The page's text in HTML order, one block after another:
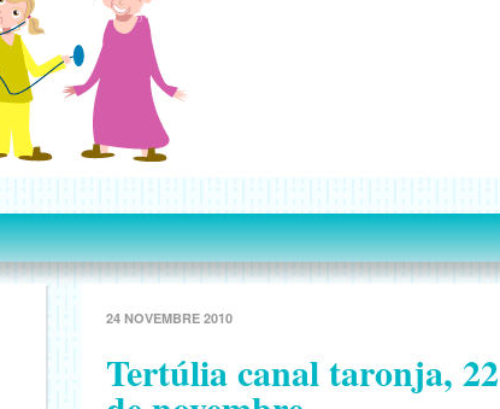
24 NOVEMBRE 2010
Tertúlia canal taronja, 22